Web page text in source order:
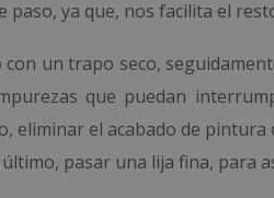
paso, ya que, nos facilita el
con un trapo seco,
que puedan
eliminar el acabado de
pasar una lija fina, para